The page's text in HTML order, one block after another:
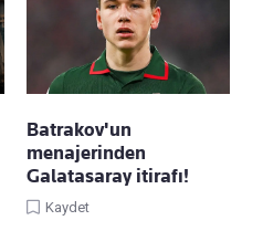
Batrakov'un
menajerinden
Galatasaray itirafı!
Kaydet